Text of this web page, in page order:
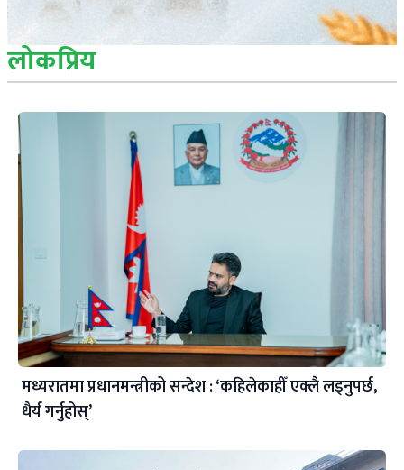
लोकप्रिय
मध्यरातमा प्रधानमन्त्रीको सन्देश : ‘कहिलेकाहीँ एक्लै लड्नुपर्छ,
धैर्य गर्नुहोस्’